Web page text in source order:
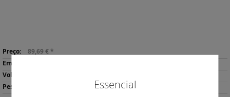
Mais
informação
89,69 € *
para
Essencial